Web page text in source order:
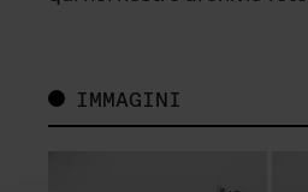
IMMAGINI